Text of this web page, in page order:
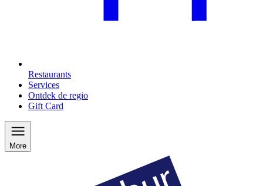
Restaurants
Services
Ontdek de regio
Gift Card
More